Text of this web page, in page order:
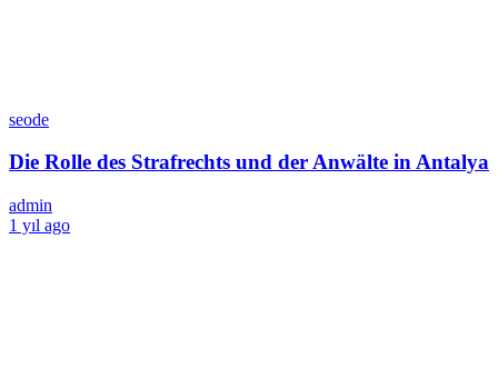
seode
Die Rolle des Strafrechts und der Anwälte in Antalya
admin
1 yıl ago